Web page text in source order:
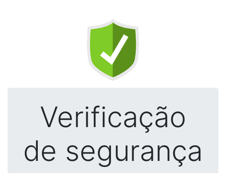
Verificação
de segurança